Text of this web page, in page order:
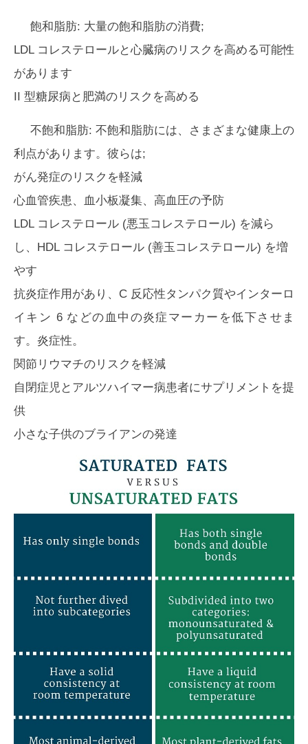
飽和脂肪: 大量の飽和脂肪の消費;
LDL コレステロールと心臓病のリスクを高める可能性
があります
II 型糖尿病と肥満のリスクを高める
不飽和脂肪: 不飽和脂肪には、さまざまな健康上の
利点があります。彼らは;
がん発症のリスクを軽減
心血管疾患、血小板凝集、高血圧の予防
LDL コレステロール (悪玉コレステロール) を減ら
し、HDL コレステロール (善玉コレステロール) を増
やす
抗炎症作用があり、C 反応性タンパク質やインターロ
イキン 6 などの血中の炎症マーカーを低下させま
す。炎症性。
関節リウマチのリスクを軽減
自閉症児とアルツハイマー病患者にサプリメントを提
供
小さな子供のブライアンの発達